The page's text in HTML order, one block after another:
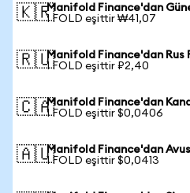
🇰🇷Manifold Finance'dan
1 FOLD eşittir ₩41,07
🇷🇺Manifold Finance'dan Rus
1 FOLD eşittir ₽2,40
🇨🇦Manifold Finance'dan
1 FOLD eşittir $0,0406
🇦🇺Manifold Finance'dan
1 FOLD eşittir $0,0413